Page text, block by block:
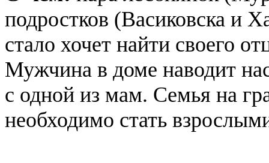
подростков (Васиковска и
стало хочет найти своего
Мужчина в доме наводит
с одной из мам. Семья на
необходимо стать